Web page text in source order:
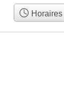
Horaires